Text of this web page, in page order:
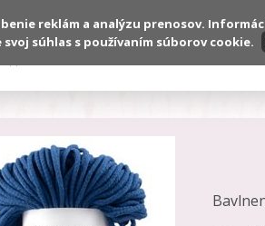
VOP
reklám a analýzu prenosov.
súhlas s používaním súborov cookie.